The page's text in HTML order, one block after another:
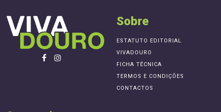
Sobre
ESTATUTO EDITORIAL
VIVADOURO
FICHA TÉCNICA
TERMOS E CONDIÇÕES
CONTACTOS